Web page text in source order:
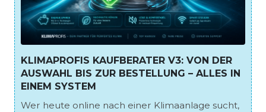
KLIMAPROFIS KAUFBERATER V3: VON DER
AUSWAHL BIS ZUR BESTELLUNG – ALLES IN
EINEM SYSTEM
Wer heute online nach einer Klimaanlage sucht,